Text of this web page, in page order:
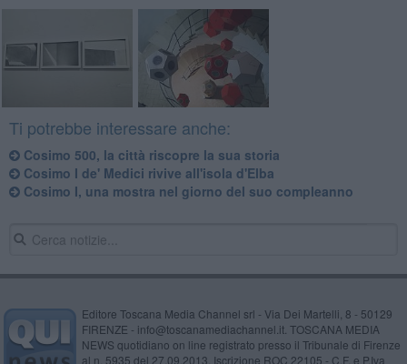
Ti potrebbe interessare anche:
​Cosimo 500, la città riscopre la sua storia
Cosimo I de' Medici rivive all'isola d'Elba
Cosimo I, una mostra nel giorno del suo compleanno
Editore Toscana Media Channel srl - Via Dei Martelli, 8 - 50129
FIRENZE - info@toscanamediachannel.it. TOSCANA MEDIA
NEWS quotidiano on line registrato presso il Tribunale di Firenze
al n. 5935 del 27.09.2013. Iscrizione ROC 22105 - C.F. e P.Iva